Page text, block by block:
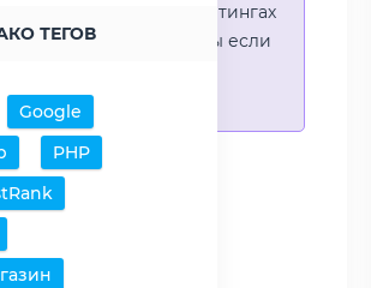
ТЕГОВ
Google
PHP
видеть результаты в рейтингах
избежении путаницы если
процессоров)
выделения